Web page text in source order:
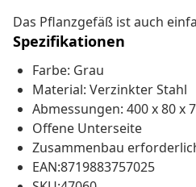
Das Pflanzgefäß ist auch
Spezifikationen
Farbe: Grau
Material: Verzinkter Stahl
Abmessungen: 400 x 80 x
Offene Unterseite
Zusammenbau
EAN:8719883757025